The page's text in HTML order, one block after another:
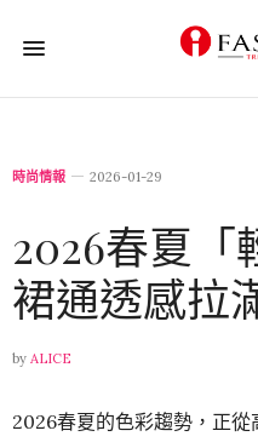
時尚情報 2026-01-29
2026春夏「
裙通透感拉
by ALICE
2026春夏的色彩趨勢，正